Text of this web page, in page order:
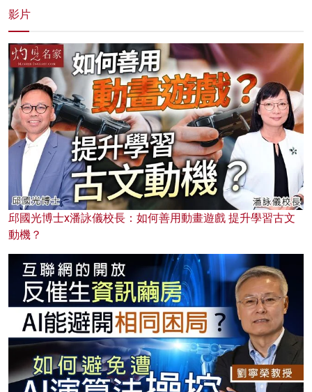
影片
邱國光博士x潘詠儀校長：如何善用動畫遊戲 提升學習古文
動機？